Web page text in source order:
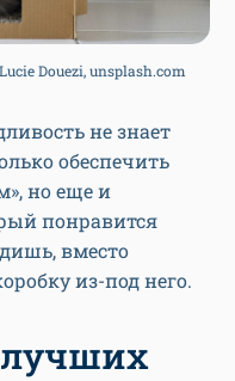
Douezi, unsplash.com
не знает
обеспечить
но еще и
понравится
вместо
из-под него.
лучших